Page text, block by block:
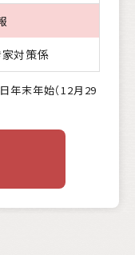
対策係
年末年始（12月29